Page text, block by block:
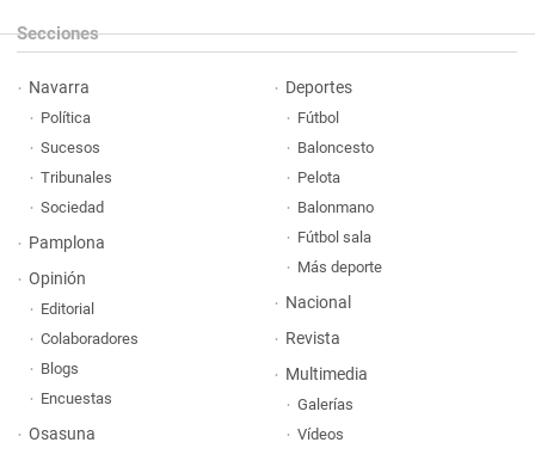
Secciones
Navarra
Política
Sucesos
Tribunales
Sociedad
Pamplona
Opinión
Editorial
Colaboradores
Blogs
Encuestas
Osasuna
Deportes
Fútbol
Baloncesto
Pelota
Balonmano
Fútbol sala
Más deporte
Nacional
Revista
Multimedia
Galerías
Vídeos